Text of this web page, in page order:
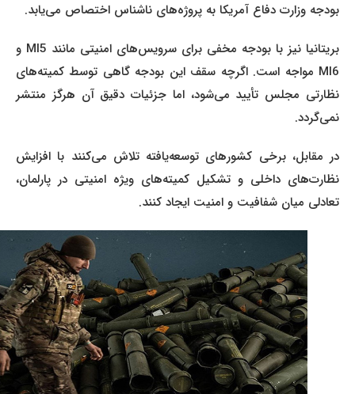
بودجه وزارت دفاع آمریکا به پروژه‌های ناشناس اختصاص می‌یابد.
بریتانیا نیز با بودجه مخفی برای سرویس‌های امنیتی مانند MI5 و
MI6 مواجه است. اگرچه سقف این بودجه گاهی توسط کمیته‌های
نظارتی مجلس تأیید می‌شود، اما جزئیات دقیق آن هرگز منتشر
نمی‌گردد.
در مقابل، برخی کشورهای توسعه‌یافته تلاش می‌کنند با افزایش
نظارت‌های داخلی و تشکیل کمیته‌های ویژه امنیتی در پارلمان،
تعادلی میان شفافیت و امنیت ایجاد کنند.